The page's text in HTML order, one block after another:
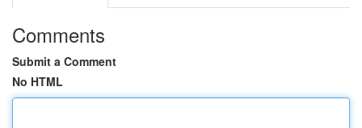
Comments
Submit a Comment
No HTML